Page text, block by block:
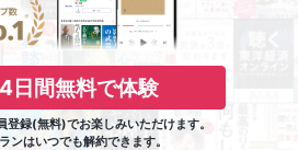
日間無料で体験
録(無料)でお楽しみいただけます。
ンはいつでも解約できます。